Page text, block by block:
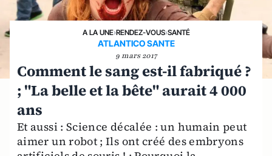
A LA UNE›RENDEZ-VOUS›SANTÉ
ATLANTICO SANTE
9 mars 2017
Comment le sang est-il fabriqué ?
; "La belle et la bête" aurait 4 000
ans
Et aussi : Science décalée : un humain peut
aimer un robot ; Ils ont créé des embryons